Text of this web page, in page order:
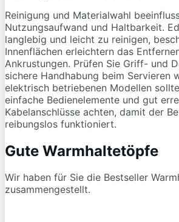
Reinigung und Materialwahl
Nutzungsaufwand und Haltbarkeit.
langlebig und leicht zu reinigen,
Innenflächen erleichtern das
Ankrustungen. Prüfen Sie Griff- und
sichere Handhabung beim Servieren
elektrisch betriebenen Modellen
einfache Bedienelemente und gut
Kabelanschlüsse achten, damit der
reibungslos funktioniert.
Gute Warmhaltetöpfe
Wir haben für Sie die Bestseller
zusammengestellt.